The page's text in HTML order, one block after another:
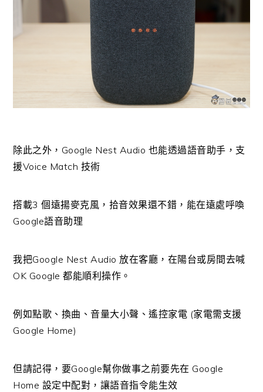
除此之外，Google Nest Audio 也能透過語音助手，支
援Voice Match 技術
撘載3 個遠揚麥克風，拾音效果還不錯，能在遠處呼喚
Google語音助理
我把Google Nest Audio 放在客廳，在陽台或房間去喊
OK Google 都能順利操作。
例如點歌、換曲、音量大小聲、遙控家電 (家電需支援
Google Home)
但請記得，要Google幫你做事之前要先在 Google
Home 設定中配對，讓語音指令能生效